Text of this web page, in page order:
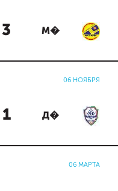
3 М�
06 НОЯБРЯ
1 Д�
06 МАРТА